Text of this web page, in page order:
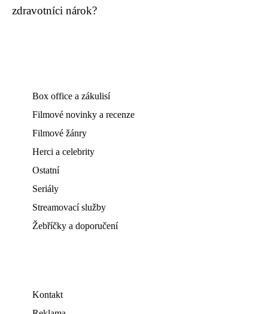
zdravotníci nárok?
Box office a zákulisí
Filmové novinky a recenze
Filmové žánry
Herci a celebrity
Ostatní
Seriály
Streamovací služby
Žebříčky a doporučení
Kontakt